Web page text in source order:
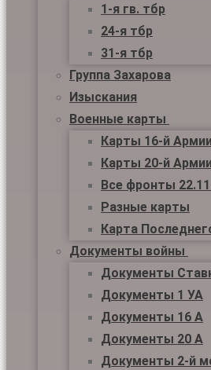
1-я гв. тбр
24-я тбр
31-я тбр
Группа Захарова
Изыскания
Военные карты
Карты 16-й
Карты 20-й
Все фронты
Разные карты
Карта
Документы войны
Документы
Документы 1 УА
Документы 16 А
Документы 20 А
Документы 2-й